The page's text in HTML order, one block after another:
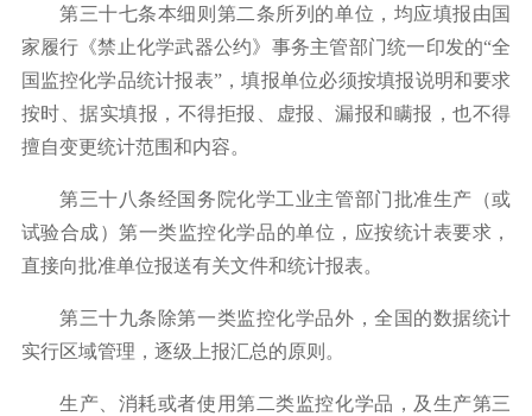
第三十七条本细则第二条所列的单位，均应填报由国
家履行《禁止化学武器公约》事务主管部门统一印发的“全
国监控化学品统计报表”，填报单位必须按填报说明和要求
按时、据实填报，不得拒报、虚报、漏报和瞒报，也不得
擅自变更统计范围和内容。
第三十八条经国务院化学工业主管部门批准生产（或
试验合成）第一类监控化学品的单位，应按统计表要求，
直接向批准单位报送有关文件和统计报表。
第三十九条除第一类监控化学品外，全国的数据统计
实行区域管理，逐级上报汇总的原则。
生产、消耗或者使用第二类监控化学品，及生产第三